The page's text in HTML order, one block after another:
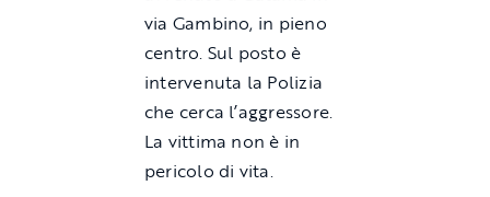
via Gambino, in pieno
centro. Sul posto è
intervenuta la Polizia
che cerca l’aggressore.
La vittima non è in
pericolo di vita.